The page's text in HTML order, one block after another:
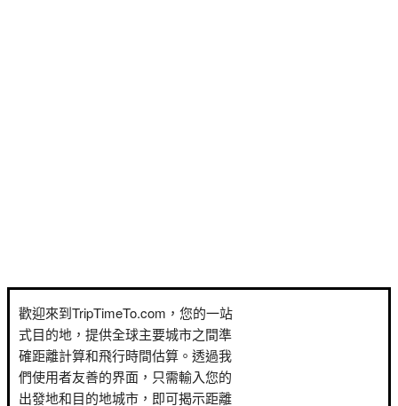
歡迎來到TripTimeTo.com，您的一站
式目的地，提供全球主要城市之間準
確距離計算和飛行時間估算。透過我
們使用者友善的界面，只需輸入您的
出發地和目的地城市，即可揭示距離